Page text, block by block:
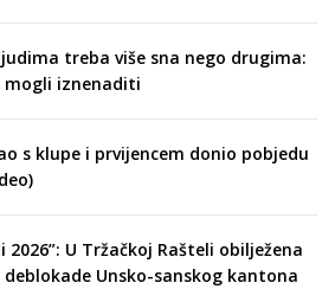
treba više sna nego drugima:
mogli iznenaditi
s klupe i prvijencem donio pobjedu
2026”: U Tržačkoj Rašteli obilježena
deblokade Unsko-sanskog kantona